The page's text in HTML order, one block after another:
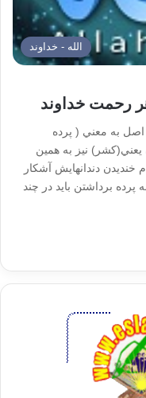
الله - خداوند
رحمت خداوند
به معني ( پرده
نيز به همين
دندانهايش آشكار
برداشتن بايد در چند